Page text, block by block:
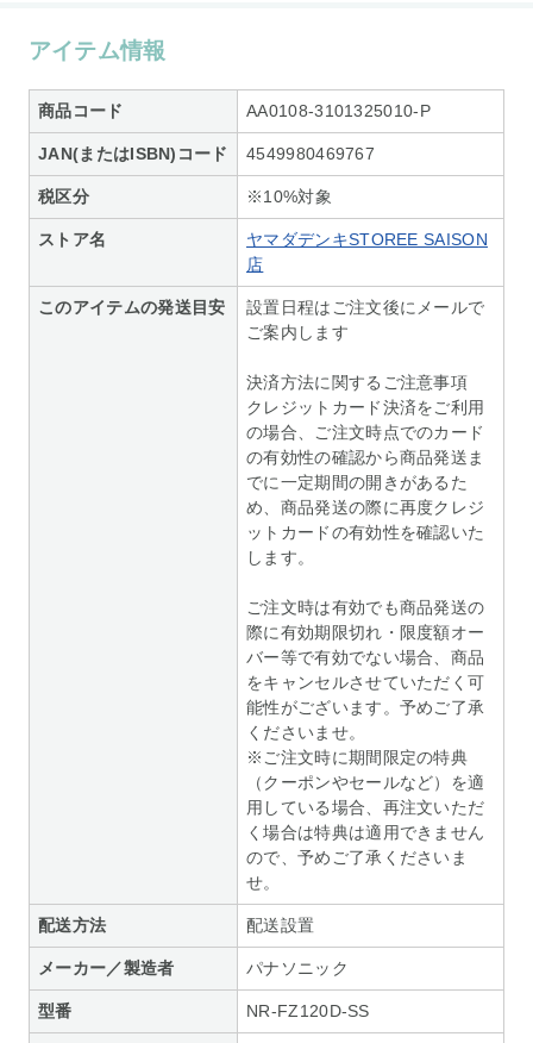
アイテム情報
商品コード AA0108-3101325010-P
JAN(またはISBN)コード 4549980469767
税区分 ※10%対象
ストア名
ヤマダデンキSTOREE SAISON
店
このアイテムの発送目安
設置日程はご注文後にメールで
ご案内します
決済方法に関するご注意事項
クレジットカード決済をご利用
の場合、ご注文時点でのカード
の有効性の確認から商品発送ま
でに一定期間の開きがあるた
め、商品発送の際に再度クレジ
ットカードの有効性を確認いた
します。
ご注文時は有効でも商品発送の
際に有効期限切れ・限度額オー
バー等で有効でない場合、商品
をキャンセルさせていただく可
能性がございます。予めご了承
くださいませ。
※ご注文時に期間限定の特典
（クーポンやセールなど）を適
用している場合、再注文いただ
く場合は特典は適用できません
ので、予めご了承くださいま
せ。
配送方法 配送設置
メーカー／製造者 パナソニック
型番 NR-FZ120D-SS